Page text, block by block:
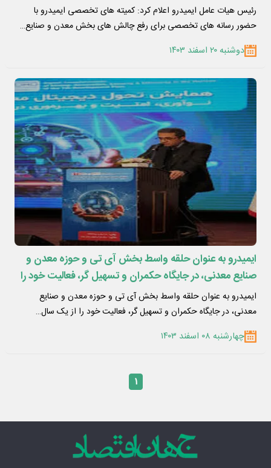
رئیس هیات عامل ایمیدرو اعلام کرد: کمیته های تخصصی ایمیدرو با
حضور رسانه های تخصصی برای رفع چالش های بخش معدن و صنایع…
دوشنبه ۲۰ اسفند ۱۴۰۳
ایمیدرو به عنوان حلقه واسط بخش آی تی و حوزه معدن و
صنایع معدنی، در جایگاه حکمران و تسهیل گر، فعالیت خود را
از یک سال گذشته برای تحول دیجیتال آغاز کرده است
ایمیدرو به عنوان حلقه واسط بخش آی تی و حوزه معدن و صنایع
معدنی، در جایگاه حکمران و تسهیل گر، فعالیت خود را از یک سال…
چهارشنبه ۰۸ اسفند ۱۴۰۳
۱